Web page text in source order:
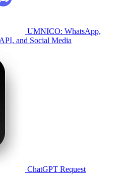
UMNICO: WhatsApp,
and Social Media
ChatGPT Request